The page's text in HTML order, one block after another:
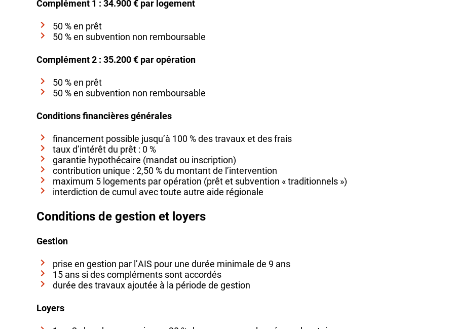
Complément 1 : 34.900 € par logement
50 % en prêt
50 % en subvention non remboursable
Complément 2 : 35.200 € par opération
50 % en prêt
50 % en subvention non remboursable
Conditions financières générales
financement possible jusqu’à 100 % des travaux et des frais
taux d’intérêt du prêt : 0 %
garantie hypothécaire (mandat ou inscription)
contribution unique : 2,50 % du montant de l’intervention
maximum 5 logements par opération (prêt et subvention « traditionnels »)
interdiction de cumul avec toute autre aide régionale
Conditions de gestion et loyers
Gestion
prise en gestion par l’AIS pour une durée minimale de 9 ans
15 ans si des compléments sont accordés
durée des travaux ajoutée à la période de gestion
Loyers